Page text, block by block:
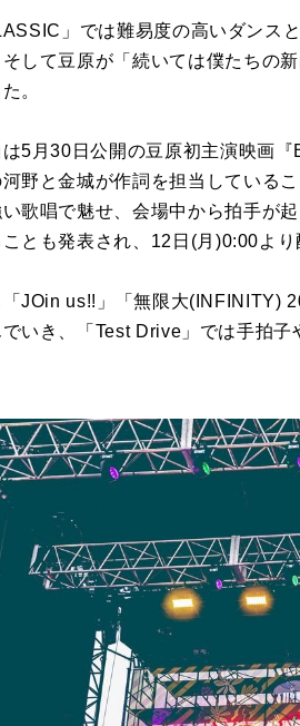
」では難易度の高いダンス
そして豆原が「続いては僕たちの
。
は5月30日公開の豆原初主演映画
河野と金城が作詞を担当している
歌唱で魅せ、会場中から拍手が
とも発表され、12日(月)0:00より
JOin us!!」「無限大(INFINITY)
いき、「Test Drive」では手拍